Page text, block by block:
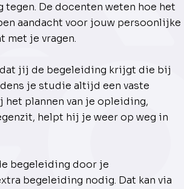
De docenten weten hoe het
aandacht voor jouw persoonlijke
je vragen.
jij de begeleiding krijgt die bij
je studie altijd een vaste
plannen van je opleiding,
helpt hij je weer op weg in
begeleiding door je
begeleiding nodig. Dat kan via